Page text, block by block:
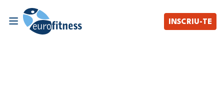
INSCRIU-TE